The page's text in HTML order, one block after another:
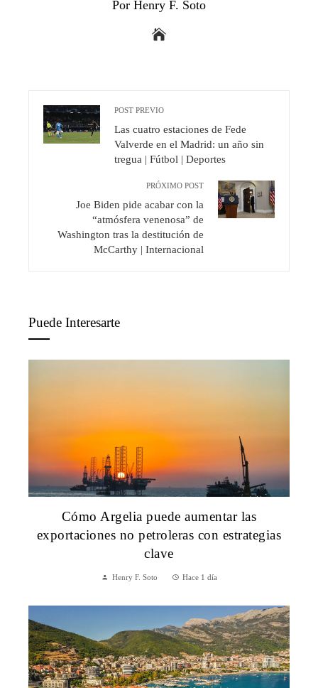
Por Henry F. Soto
POST PREVIO
Las cuatro estaciones de Fede
Valverde en el Madrid: un año sin
tregua | Fútbol | Deportes
PRÓXIMO POST
Joe Biden pide acabar con la
“atmósfera venenosa” de
Washington tras la destitución de
McCarthy | Internacional
Puede Interesarte
Cómo Argelia puede aumentar las
exportaciones no petroleras con estrategias
clave
Henry F. Soto Hace 1 día